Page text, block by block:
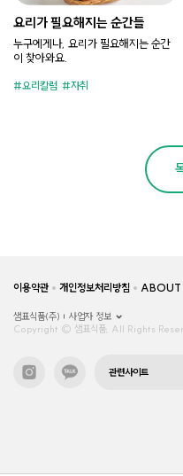
요리가 필요해지는 순간들
누구에게나, 요리가 필요해지는 순간
이 찾아와요.
요리칼럼 자취
이용약관 개인정보처리방침 ABOUT
샘표식품(주)
사업자 정보
Copyright © 샘표식품, All Rights
관련사이트